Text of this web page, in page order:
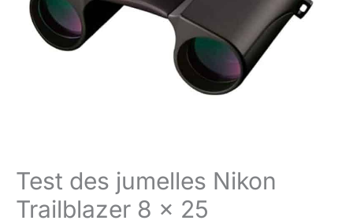
Test des jumelles Nikon
Trailblazer 8 x 25